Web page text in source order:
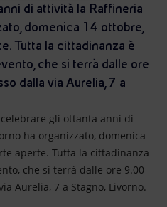
di attività la Raffineria
domenica 14 ottobre,
Tutta la cittadinanza è
che si terrà dalle ore
dalla via Aurelia, 7 a
celebrare gli ottanta anni di
ha organizzato, domenica
aperte. Tutta la cittadinanza
che si terrà dalle ore 9.00
Aurelia, 7 a Stagno, Livorno.